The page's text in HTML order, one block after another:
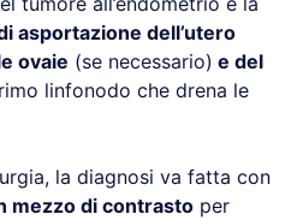
asportazione dell’utero
ovaie (se necessario) e del
linfonodo che drena le
la diagnosi va fatta con
mezzo di contrasto per